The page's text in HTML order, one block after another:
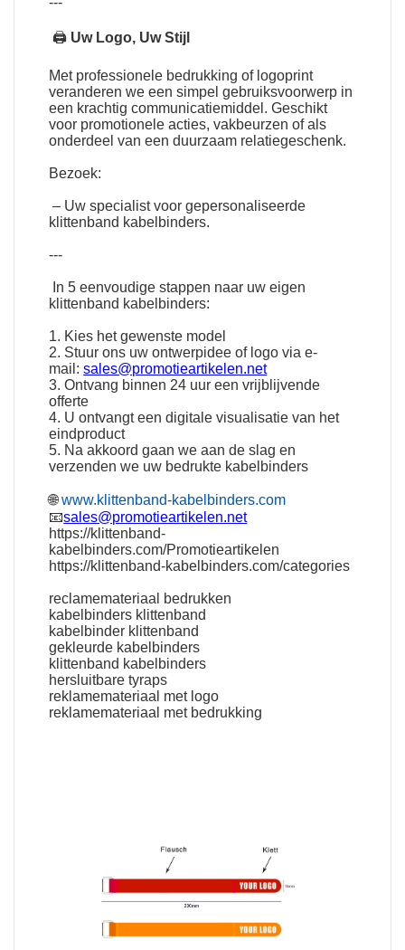
🖨 Uw Logo, Uw Stijl
Met professionele bedrukking of logoprint
veranderen we een simpel gebruiksvoorwerp in
een krachtig communicatiemiddel. Geschikt
voor promotionele acties, vakbeurzen of als
onderdeel van een duurzaam relatiegeschenk.
Bezoek:
– Uw specialist voor gepersonaliseerde
klittenband kabelbinders.
---
In 5 eenvoudige stappen naar uw eigen
klittenband kabelbinders:
1. Kies het gewenste model
2. Stuur ons uw ontwerpidee of logo via e-
mail:sales@promotieartikelen.net
3. Ontvang binnen 24 uur een vrijblijvende
offerte
4. U ontvangt een digitale visualisatie van het
eindproduct
5. Na akkoord gaan we aan de slag en
verzenden we uw bedrukte kabelbinders
🌐www.klittenband-kabelbinders.com
📧sales@promotieartikelen.net
https://klittenband-
kabelbinders.com/Promotieartikelen
https://klittenband-kabelbinders.com/categories
reclamemateriaal bedrukken
kabelbinders klittenband
kabelbinder klittenband
gekleurde kabelbinders
klittenband kabelbinders
hersluitbare tyraps
reklamemateriaal met logo
reklamemateriaal met bedrukking